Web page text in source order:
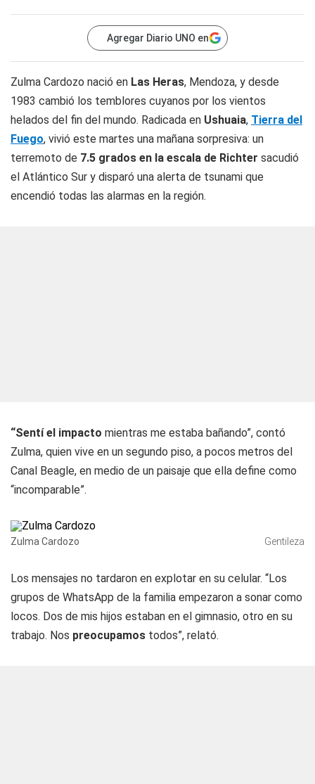
Agregar Diario UNO en
Zulma Cardozo nació en Las Heras, Mendoza, y desde
1983 cambió los temblores cuyanos por los vientos
helados del fin del mundo. Radicada en Ushuaia, Tierra del
Fuego, vivió este martes una mañana sorpresiva: un
terremoto de 7.5 grados en la escala de Richter sacudió
el Atlántico Sur y disparó una alerta de tsunami que
encendió todas las alarmas en la región.
“Sentí el impacto mientras me estaba bañando”, contó
Zulma, quien vive en un segundo piso, a pocos metros del
Canal Beagle, en medio de un paisaje que ella define como
“incomparable”.
Zulma Cardozo Gentileza
Los mensajes no tardaron en explotar en su celular. “Los
grupos de WhatsApp de la familia empezaron a sonar como
locos. Dos de mis hijos estaban en el gimnasio, otro en su
trabajo. Nos preocupamos todos”, relató.